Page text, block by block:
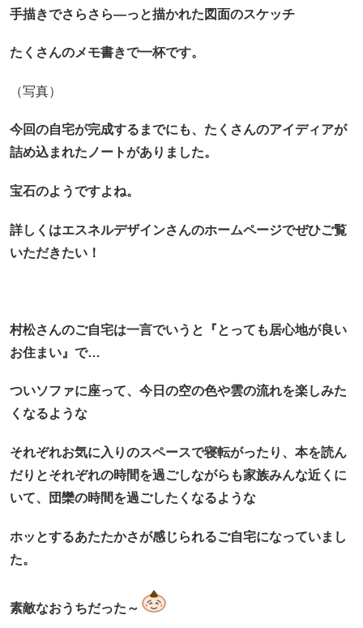
手描きでさらさら―っと描かれた図面のスケッチ
たくさんのメモ書きで一杯です。
（写真）
今回の自宅が完成するまでにも、たくさんのアイディアが
詰め込まれたノートがありました。
宝石のようですよね。
詳しくはエスネルデザインさんのホームページでぜひご覧
いただきたい！
村松さんのご自宅は一言でいうと
『とっても居心地が良い
お住まい』で…
ついソファに座って、 今日の空の色や雲の流れを楽しみた
くなるような
それぞれお気に入りのスペースで寝転がったり、本を読ん
だりとそれぞれの時間を過ごしながらも家族みんな近くに
いて、団欒の時間を過ごしたくなるような
ホッとするあたたかさが感じられるご自宅になっていまし
た。
素敵なおうちだった～